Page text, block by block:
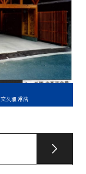
交久瀬 常浩